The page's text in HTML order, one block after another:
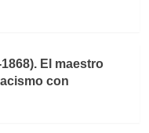
El maestro
con